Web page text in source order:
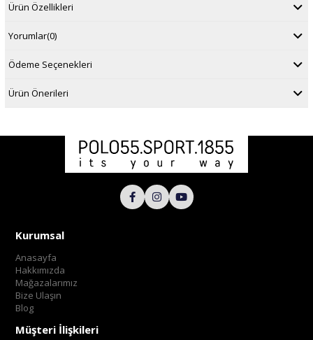
Ürün Özellikleri
Yorumlar(0)
Ödeme Seçenekleri
Ürün Önerileri
Kurumsal
Anasayfa
Hakkımızda
Mağazalarımız
Bize Ulaşın
Blog
Müşteri İlişkileri